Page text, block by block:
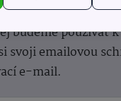
bez ohledu na
budeme používat
svoji emailovou
e-mail.